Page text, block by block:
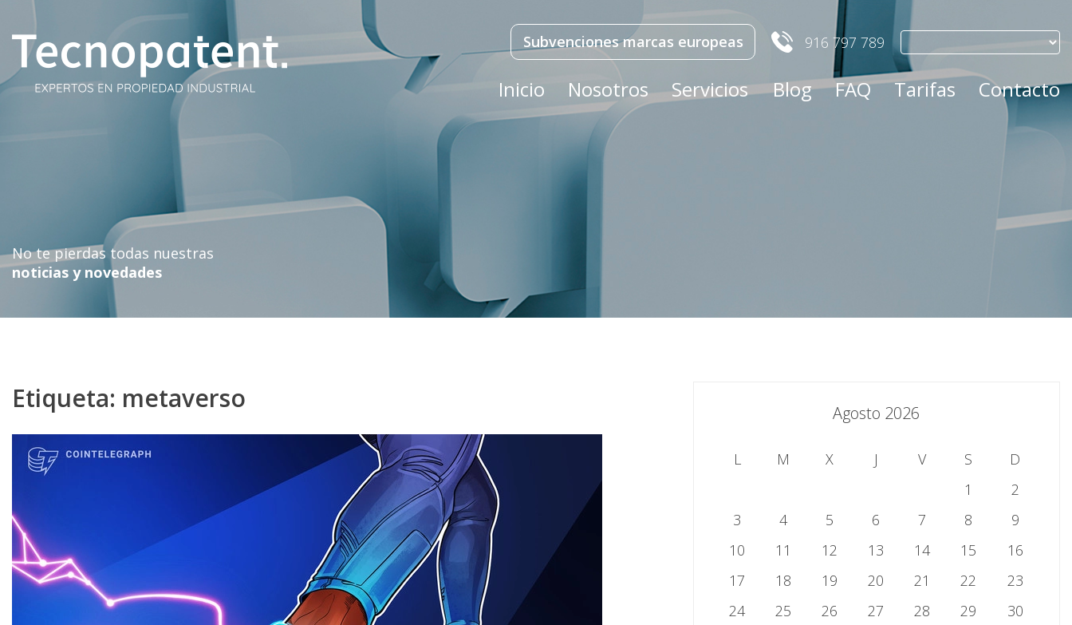
content
Subvenciones marcas europeas 916 797 789
Inicio Nosotros Servicios Blog FAQ Tarifas Contacto
No te pierdas todas nuestras
noticias y novedades
Etiqueta: metaverso Agosto 2026
L M X J V S
D
1
2
3
4 5 6 7 8
9
10
11 12 13 14 15
16
17
18 19 20 21 22
23
24
25 26 27 28 29
30